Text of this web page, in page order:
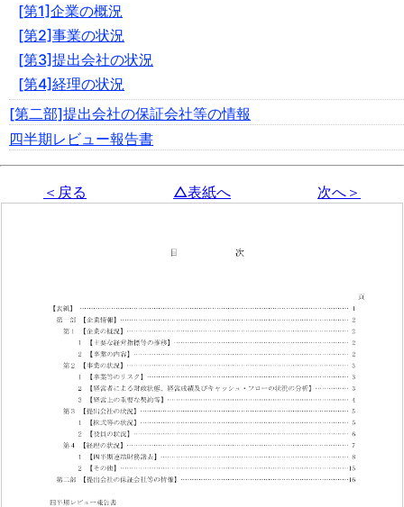
[第1]企業の概況
[第2]事業の状況
[第3]提出会社の状況
[第4]経理の状況
[第二部]提出会社の保証会社等の情報
四半期レビュー報告書
＜戻る △表紙へ 次へ＞